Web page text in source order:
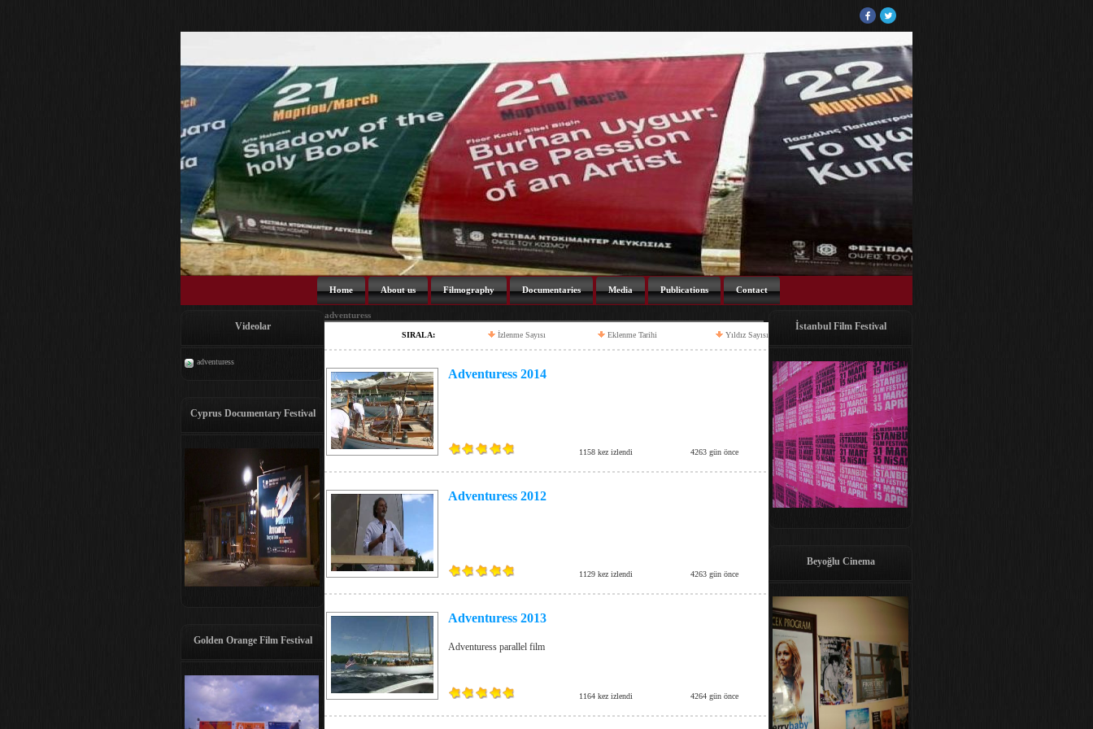
Home About us Filmography Documentaries Media Publications Contact
Videolar
adventuress
Cyprus Documentary Festival
Golden Orange Film Festival
adventuress
SIRALA: İzlenme Sayısı Eklenme Tarihi Yıldız Sayısı
Adventuress 2014
1158 kez izlendi 4263 gün önce
Adventuress 2012
1129 kez izlendi 4263 gün önce
Adventuress 2013
Adventuress parallel film
1164 kez izlendi 4264 gün önce
İstanbul Film Festival
Beyoğlu Cinema